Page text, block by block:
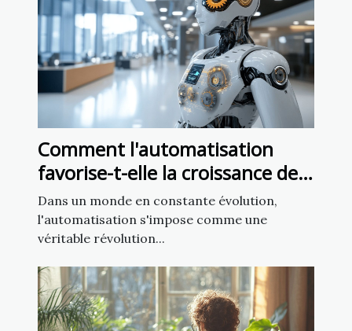
Comment l'automatisation
favorise-t-elle la croissance des
startups en 2025 ?
Dans un monde en constante évolution,
l'automatisation s'impose comme une
véritable révolution...